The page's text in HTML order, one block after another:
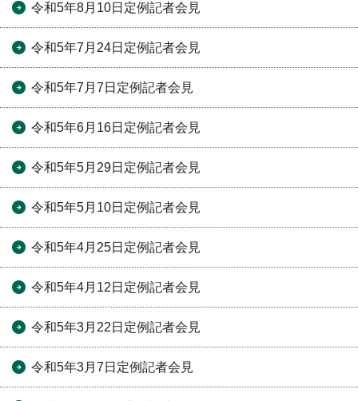
令和5年8月10日定例記者会見
令和5年7月24日定例記者会見
令和5年7月7日定例記者会見
令和5年6月16日定例記者会見
令和5年5月29日定例記者会見
令和5年5月10日定例記者会見
令和5年4月25日定例記者会見
令和5年4月12日定例記者会見
令和5年3月22日定例記者会見
令和5年3月7日定例記者会見